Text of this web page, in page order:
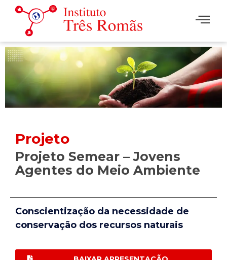
Projeto
Projeto Semear – Jovens
Agentes do Meio Ambiente
Conscientização da necessidade de
conservação dos recursos naturais